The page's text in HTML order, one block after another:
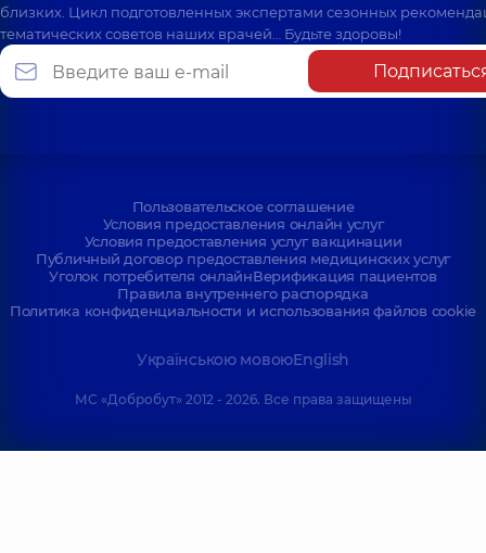
близких. Цикл подготовленных экспертами сезонных
тематических советов наших врачей… Будьте здоровы!
Пользовательское соглашение
Условия предоставления онлайн услуг
Условия предоставления услуг вакцинации
Публичный договор предоставления медицинских услуг
Уголок потребителя онлайнВерификация пациентов
Правила внутреннего распорядка
Политика конфиденциальности и использования файлов cookie
Українською мовоюEnglish
МС «Добробут» 2012 - 2026. Все права защищены